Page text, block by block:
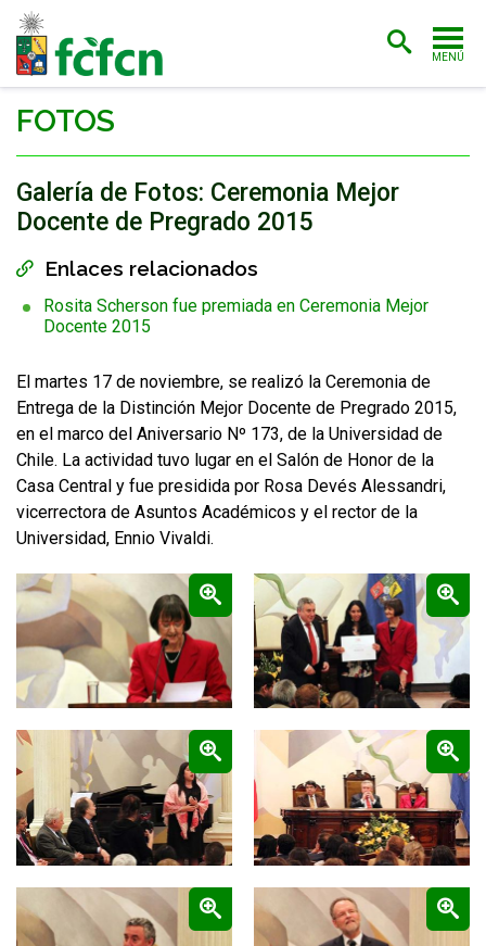
MENÚ
ADMISIÓN
CARRERAS
INVESTIGACIÓN
BIBLIOTECA
FACULTAD
ESTUDIANTES ACADÉMICAS/OS
FUNCIONARIAS/OS
FOTOS
Galería de Fotos: Ceremonia Mejor
Docente de Pregrado 2015
Enlaces y documentos de interés
Enlaces relacionados
Rosita Scherson fue premiada en Ceremonia Mejor
Docente 2015
El martes 17 de noviembre, se realizó la Ceremonia de
Entrega de la Distinción Mejor Docente de Pregrado 2015,
en el marco del Aniversario Nº 173, de la Universidad de
Chile. La actividad tuvo lugar en el Salón de Honor de la
Casa Central y fue presidida por Rosa Devés Alessandri,
vicerrectora de Asuntos Académicos y el rector de la
Universidad, Ennio Vivaldi.
Zoom Zoom
Zoom Zoom